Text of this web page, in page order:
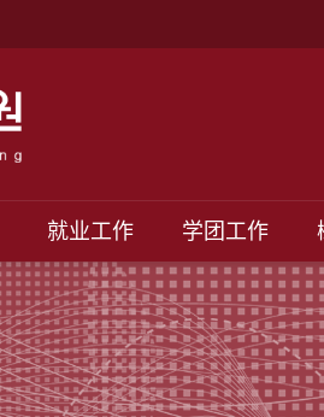
就业工作 学团工作